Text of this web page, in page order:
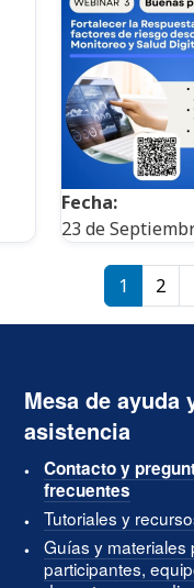
Fecha:
23 de
1 2
Mesa de ayuda
asistencia
Contacto y
frecuentes
Tutoriales y
Guías y materiales
participantes,